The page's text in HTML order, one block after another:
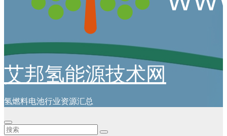
艾邦氢能源技术网
氢燃料电池行业资源汇总